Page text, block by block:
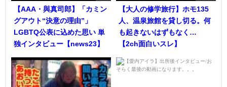
【AAA・與真司郎】「カミン
グアウト“決意の理由”」
LGBTQ公表に込めた思い 単
独インタビュー【news23】
【大人の修学旅行】ホモ135
人、温泉旅館を貸し切る。何
も起きないはずもなく…
【2ch面白いスレ】